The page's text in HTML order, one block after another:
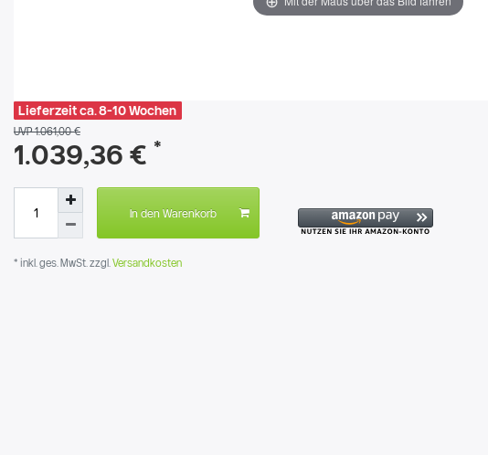
Lieferzeit ca. 8-10 Wochen
UVP 1.061,00 €
1.039,36 € *
In den Warenkorb
* inkl. ges. MwSt. zzgl. Versandkosten